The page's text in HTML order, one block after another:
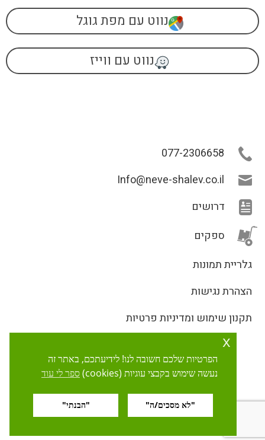
נווט עם מפת גוגל
נווט עם ווייז
077-2306658
Info@neve-shalev.co.il
דרושים
ספקים
גלריית תמונות
הצהרת נגישות
תקנון שימוש ומדיניות פרטיות
הפרטיות שלכם חשובה לנו! לידיעתכם, באתר זה
נעשה שימוש בקבצי עוגיות (cookies)
ספר לי עוד
"לא מסכים/ה" "הבנתי"
x
הפרטיות שלכם חשובה לנו! לידיעתכם, באתר זה
נעשה שימוש בקבצי עוגיות (cookies)
ספר לי עוד
"לא מסכים/ה" "הבנתי"
x